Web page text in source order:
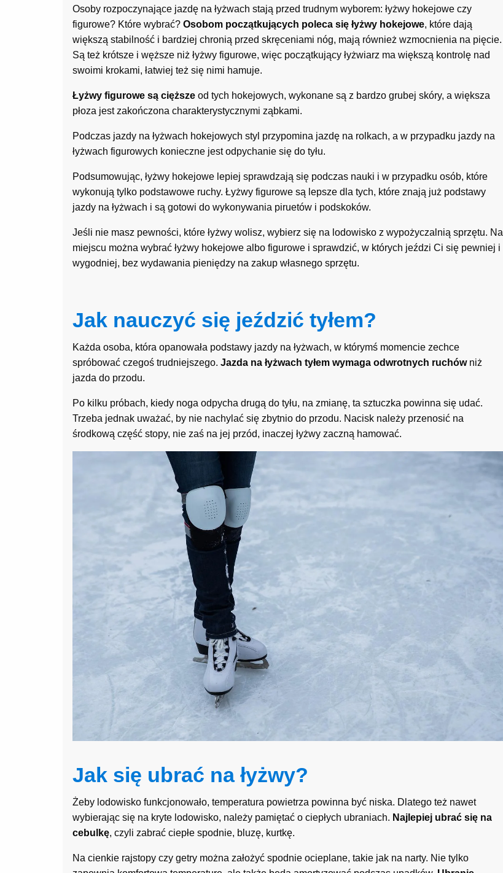
Osoby rozpoczynające jazdę na łyżwach stają przed trudnym wyborem: łyżwy hokejowe czy
figurowe? Które wybrać? Osobom początkujących poleca się łyżwy hokejowe, które dają
większą stabilność i bardziej chronią przed skręceniami nóg, mają również wzmocnienia na pięcie.
Są też krótsze i węższe niż łyżwy figurowe, więc początkujący łyżwiarz ma większą kontrolę nad
swoimi krokami, łatwiej też się nimi hamuje.
Łyżwy figurowe są cięższe od tych hokejowych, wykonane są z bardzo grubej skóry, a większa
płoza jest zakończona charakterystycznymi ząbkami.
Podczas jazdy na łyżwach hokejowych styl przypomina jazdę na rolkach, a w przypadku jazdy na
łyżwach figurowych konieczne jest odpychanie się do tyłu.
Podsumowując, łyżwy hokejowe lepiej sprawdzają się podczas nauki i w przypadku osób, które
wykonują tylko podstawowe ruchy. Łyżwy figurowe są lepsze dla tych, które znają już podstawy
jazdy na łyżwach i są gotowi do wykonywania piruetów i podskoków.
Jeśli nie masz pewności, które łyżwy wolisz, wybierz się na lodowisko z wypożyczalnią sprzętu. Na
miejscu można wybrać łyżwy hokejowe albo figurowe i sprawdzić, w których jeździ Ci się pewniej i
wygodniej, bez wydawania pieniędzy na zakup własnego sprzętu.
Jak nauczyć się jeździć tyłem?
Każda osoba, która opanowała podstawy jazdy na łyżwach, w którymś momencie zechce
spróbować czegoś trudniejszego. Jazda na łyżwach tyłem wymaga odwrotnych ruchówniż
jazda do przodu.
Po kilku próbach, kiedy noga odpycha drugą do tyłu, na zmianę, ta sztuczka powinna się udać.
Trzeba jednak uważać, by nie nachylać się zbytnio do przodu. Nacisk należy przenosić na
środkową część stopy, nie zaś na jej przód, inaczej łyżwy zaczną hamować.
Jak się ubrać na łyżwy?
Żeby lodowisko funkcjonowało, temperatura powietrza powinna być niska. Dlatego też nawet
wybierając się na kryte lodowisko, należy pamiętać o ciepłych ubraniach. Najlepiej ubrać się na
cebulkę, czyli zabrać ciepłe spodnie, bluzę, kurtkę.
Na cienkie rajstopy czy getry można założyć spodnie ocieplane, takie jak na narty. Nie tylko